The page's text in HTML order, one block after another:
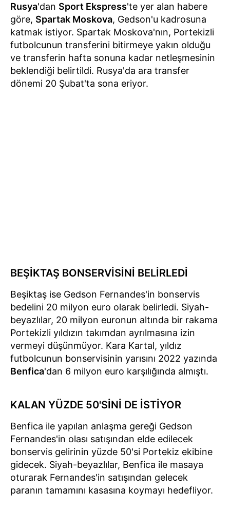
Rusya'dan Sport Ekspress'te yer alan habere
göre, Spartak Moskova, Gedson'u kadrosuna
katmak istiyor. Spartak Moskova'nın, Portekizli
futbolcunun transferini bitirmeye yakın olduğu
ve transferin hafta sonuna kadar netleşmesinin
beklendiği belirtildi. Rusya'da ara transfer
dönemi 20 Şubat'ta sona eriyor.
BEŞİKTAŞ BONSERVİSİNİ BELİRLEDİ
Beşiktaş ise Gedson Fernandes'in bonservis
bedelini 20 milyon euro olarak belirledi. Siyah-
beyazlılar, 20 milyon euronun altında bir rakama
Portekizli yıldızın takımdan ayrılmasına izin
vermeyi düşünmüyor. Kara Kartal, yıldız
futbolcunun bonservisinin yarısını 2022 yazında
Benfica'dan 6 milyon euro karşılığında almıştı.
KALAN YÜZDE 50'SİNİ DE İSTİYOR
Benfica ile yapılan anlaşma gereği Gedson
Fernandes'in olası satışından elde edilecek
bonservis gelirinin yüzde 50'si Portekiz ekibine
gidecek. Siyah-beyazlılar, Benfica ile masaya
oturarak Fernandes'in satışından gelecek
paranın tamamını kasasına koymayı hedefliyor.